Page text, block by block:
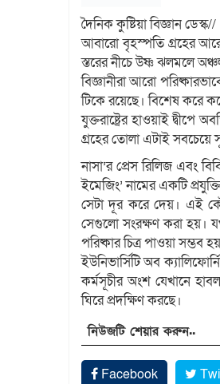
দৈনিক কুষ্টিয়া বিজ্ঞান ডেস্ক//
আবারো বৃহস্পতি গ্রহের আরো
স্তরের নীচে উষ্ণ ঝলমলে
বিজ্ঞানীরা আরো
টিকে রয়েছে। বিশেষ করে
যুক্তরাষ্ট্রের হাওয়াই
গ্রহের তোলা এটাই সবচেয়ে
নাসা’র প্রেস রিলিজ এবং
ইমেজিং’ নামের একটি
সেটা দূর করে দেয়। এই
সেগুলো সংরক্ষণ করা হয়।
পরিষ্কার চিত্র পাওয়া সম্ভব
ইউনিভার্সিটি অব
কর্মসূচীর অংশ যেখানে
ঘিরে প্রদক্ষিণ করছে।
নিউজটি শেয়ার করুন..
Facebook